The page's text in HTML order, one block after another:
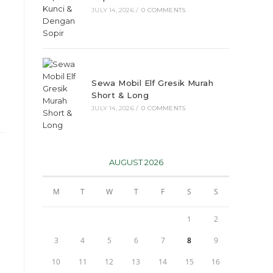
JULY 14, 2026 / 0 COMMENTS
Sewa Mobil Elf Gresik Murah
Short & Long
JULY 14, 2026 / 0 COMMENTS
AUGUST 2026
M T W T F S S
1 2
3 4 5 6 7 8 9
10 11 12 13 14 15 16